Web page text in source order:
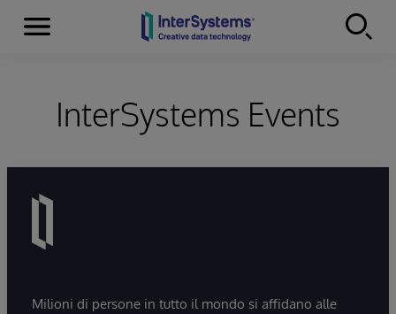
Skip to content
Menu
InterSystems Events
Milioni di persone in tutto il mondo si affidano alle